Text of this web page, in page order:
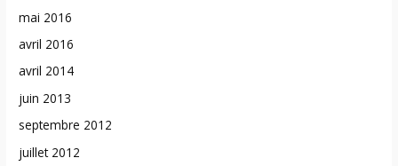
mai 2016
avril 2016
avril 2014
juin 2013
septembre 2012
juillet 2012